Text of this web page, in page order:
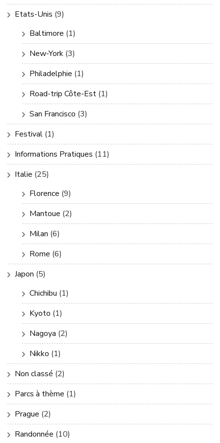
Etats-Unis (9)
Baltimore (1)
New-York (3)
Philadelphie (1)
Road-trip Côte-Est (1)
San Francisco (3)
Festival (1)
Informations Pratiques (11)
Italie (25)
Florence (9)
Mantoue (2)
Milan (6)
Rome (6)
Japon (5)
Chichibu (1)
Kyoto (1)
Nagoya (2)
Nikko (1)
Non classé (2)
Parcs à thème (1)
Prague (2)
Randonnée (10)